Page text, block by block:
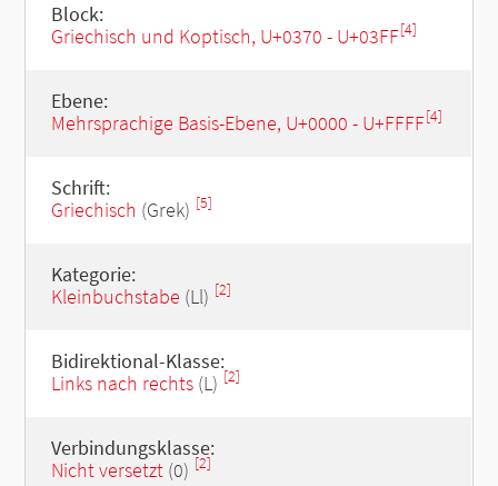
Block:
Griechisch und Koptisch, U+0370 - U+03FF[4]
Ebene:
Mehrsprachige Basis-Ebene, U+0000 - U+FFFF[4]
Schrift:
Griechisch (Grek) [5]
Kategorie:
Kleinbuchstabe (Ll) [2]
Bidirektional-Klasse:
Links nach rechts(L) [2]
Verbindungsklasse:
Nicht versetzt(0) [2]